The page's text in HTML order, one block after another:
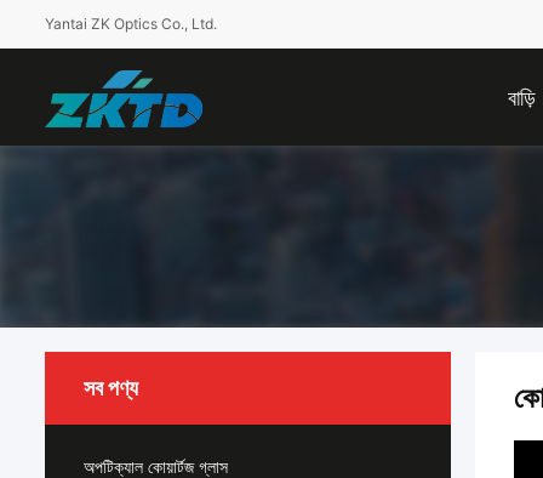
Yantai ZK Optics Co., Ltd.
বাড়ি
সব পণ্য
অপটিক্যাল কোয়ার্টজ গ্লাস